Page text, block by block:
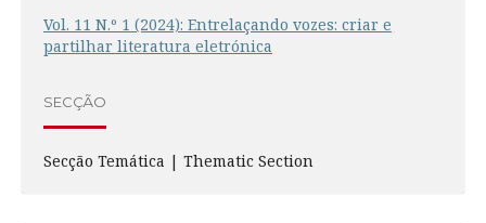
Vol. 11 N.º 1 (2024): Entrelaçando vozes: criar e
partilhar literatura eletrónica
SECÇÃO
Secção Temática | Thematic Section